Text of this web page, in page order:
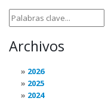
Archivos
2026
2025
2024